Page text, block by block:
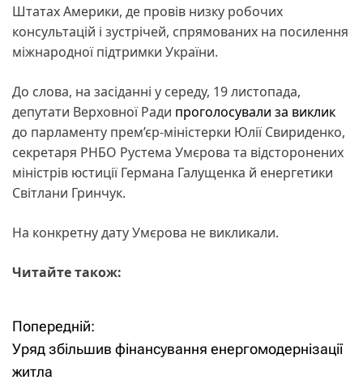
Штатах Америки, де провів низку робочих
консультацій і зустрічей, спрямованих на посилення
міжнародної підтримки України.
До слова, на засіданні у середу, 19 листопада,
депутати Верховної Ради проголосували за виклик
до парламенту прем’єр-міністерки Юлії Свириденко,
секретаря РНБО Рустема Умєрова та відсторонених
міністрів юстиції Германа Галущенка й енергетики
Світлани Гринчук.
На конкретну дату Умєрова не викликали.
Читайте також:
Н
а
Попередній:
Уряд збільшив фінансування енергомодернізації
житла